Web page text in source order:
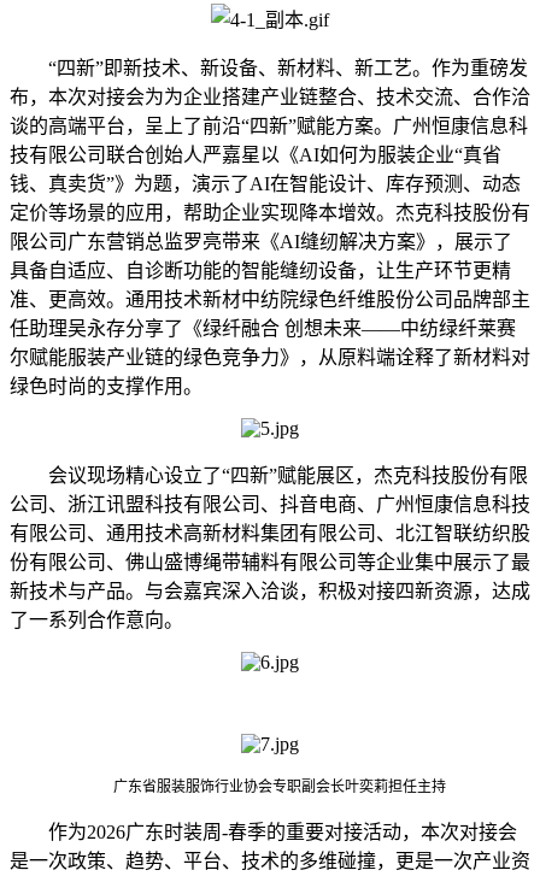
“四新”即新技术、新设备、新材料、新工艺。作为重磅发
布，本次对接会为为企业搭建产业链整合、技术交流、合作洽
谈的高端平台，呈上了前沿“四新”赋能方案。广州恒康信息科
技有限公司联合创始人严嘉星以《AI如何为服装企业“真省
钱、真卖货”》为题，演示了AI在智能设计、库存预测、动态
定价等场景的应用，帮助企业实现降本增效。杰克科技股份有
限公司广东营销总监罗亮带来《AI缝纫解决方案》，展示了
具备自适应、自诊断功能的智能缝纫设备，让生产环节更精
准、更高效。通用技术新材中纺院绿色纤维股份公司品牌部主
任助理吴永存分享了《绿纤融合 创想未来——中纺绿纤莱赛
尔赋能服装产业链的绿色竞争力》，从原料端诠释了新材料对
绿色时尚的支撑作用。
会议现场精心设立了“四新”赋能展区，杰克科技股份有限
公司、浙江讯盟科技有限公司、抖音电商、广州恒康信息科技
有限公司、通用技术高新材料集团有限公司、北江智联纺织股
份有限公司、佛山盛博绳带辅料有限公司等企业集中展示了最
新技术与产品。与会嘉宾深入洽谈，积极对接四新资源，达成
了一系列合作意向。
广东省服装服饰行业协会专职副会长叶奕莉担任主持
作为2026广东时装周-春季的重要对接活动，本次对接会
是一次政策、趋势、平台、技术的多维碰撞，更是一次产业资